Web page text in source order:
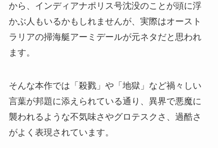
から、インディアナポリス号沈没のことが頭に浮
かぶ人もいるかもしれませんが、実際はオースト
ラリアの掃海艇アーミデールが元ネタだと思われ
ます。
そんな本作では「殺戮」や「地獄」など禍々しい
言葉が邦題に添えられている通り、異界で悪魔に
襲われるような不気味さやグロテスクさ、過酷さ
がよく表現されています。